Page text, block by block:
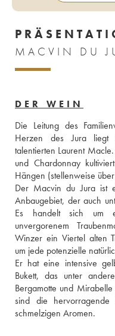
MACVIN DU
DER WEIN
Die Leitung des
Herzen des Jura
talentierten Laurent
und Chardonnay
Hängen (stellenweise
Der Macvin du Jura ist
Anbaugebiet, der auch
Es handelt sich um
unvergorenem
Winzer ein Viertel alten
um jede potenzielle
Er hat eine intensive
Bukett, das unter
Bergamotte und
sind die
schmelzigen Aromen.